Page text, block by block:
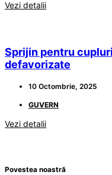
Vezi detalii
Sprijin pentru
defavorizate
10 Octombrie, 2025
GUVERN
Vezi detalii
Povestea noastră